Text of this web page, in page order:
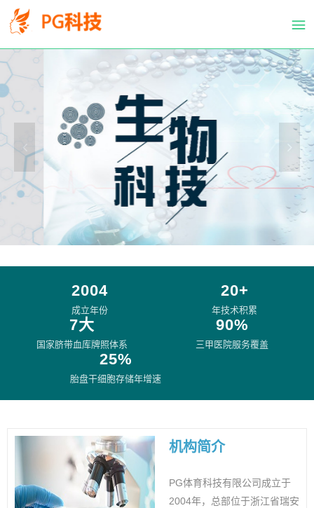
转
到
主
体
育
科
技
限
电
子
网
2004
成立年份
20+
年技术积累
7大
国家脐带血库牌照体系
90%
三甲医院服务覆盖
25%
胎盘干细胞存储年增速
机构简介
PG体育科技有限公司成立于
2004年，总部位于浙江省瑞安